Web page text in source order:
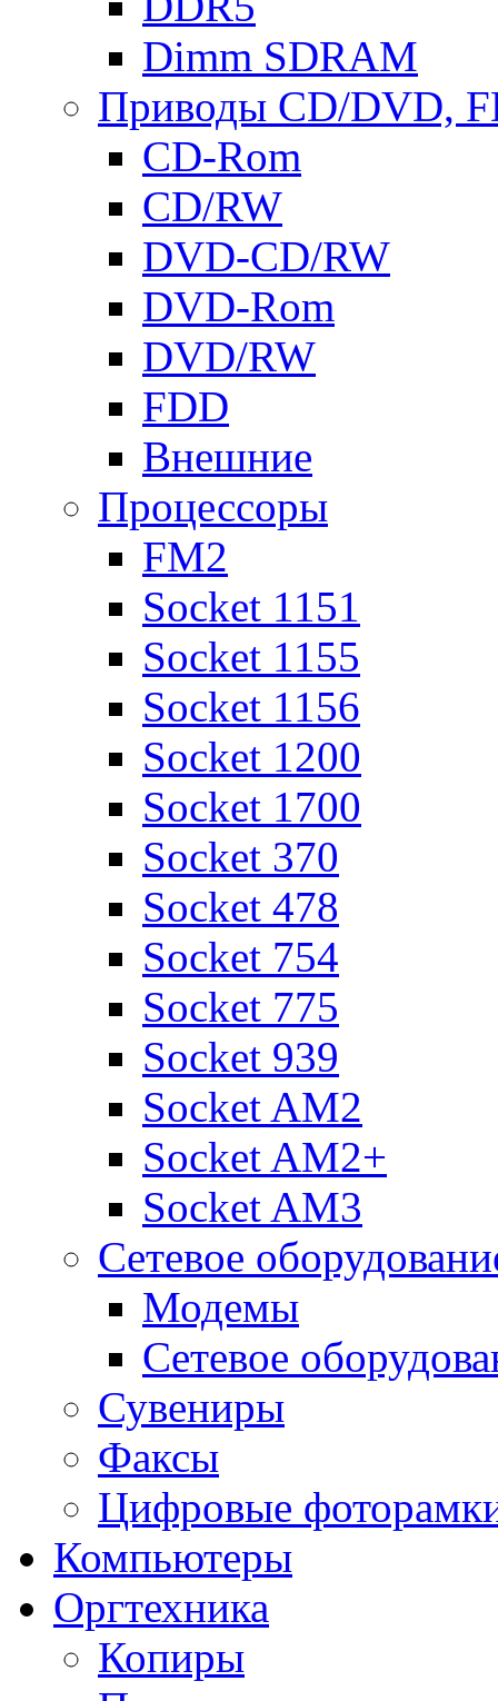
Dimm SDRAM
Приводы СD/DVD,
CD-Rom
CD/RW
DVD-CD/RW
DVD-Rom
DVD/RW
FDD
Внешние
Процессоры
FM2
Socket 1151
Socket 1155
Socket 1156
Socket 1200
Socket 1700
Socket 370
Socket 478
Socket 754
Socket 775
Socket 939
Socket AM2
Socket AM2+
Socket AM3
Сетевое
Модемы
Сетевое
Сувениры
Факсы
Цифровые
Компьютеры
Оргтехника
Копиры